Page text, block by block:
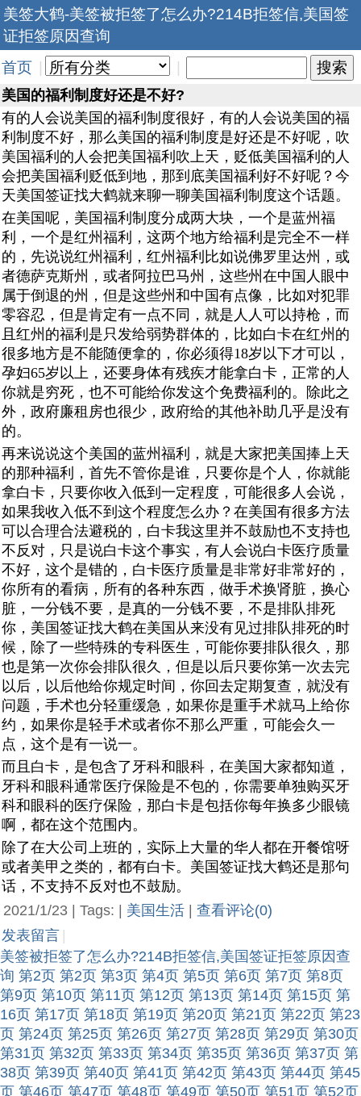
美签大鹤-美签被拒签了怎么办?214B拒签信,美国签
证拒签原因查询
首页
美国的福利制度好还是不好?
有的人会说美国的福利制度很好，有的人会说美国的福
利制度不好，那么美国的福利制度是好还是不好呢，吹
美国福利的人会把美国福利吹上天，贬低美国福利的人
会把美国福利贬低到地，那到底美国福利好不好呢？今
天美国签证找大鹤就来聊一聊美国福利制度这个话题。
在美国呢，美国福利制度分成两大块，一个是蓝州福
利，一个是红州福利，这两个地方给福利是完全不一样
的，先说说红州福利，红州福利比如说佛罗里达州，或
者德萨克斯州，或者阿拉巴马州，这些州在中国人眼中
属于倒退的州，但是这些州和中国有点像，比如对犯罪
零容忍，但是肯定有一点不同，就是人人可以持枪，而
且红州的福利是只发给弱势群体的，比如白卡在红州的
很多地方是不能随便拿的，你必须得18岁以下才可以，
孕妇65岁以上，还要身体有残疾才能拿白卡，正常的人
你就是穷死，也不可能给你发这个免费福利的。除此之
外，政府廉租房也很少，政府给的其他补助几乎是没有
的。
再来说说这个美国的蓝州福利，就是大家把美国捧上天
的那种福利，首先不管你是谁，只要你是个人，你就能
拿白卡，只要你收入低到一定程度，可能很多人会说，
如果我收入低不到这个程度怎么办？在美国有很多方法
可以合理合法避税的，白卡我这里并不鼓励也不支持也
不反对，只是说白卡这个事实，有人会说白卡医疗质量
不好，这个是错的，白卡医疗质量是非常好非常好的，
你所有的看病，所有的各种东西，做手术换肾脏，换心
脏，一分钱不要，是真的一分钱不要，不是排队排死
你，美国签证找大鹤在美国从来没有见过排队排死的时
候，除了一些特殊的专科医生，可能你要排队很久，那
也是第一次你会排队很久，但是以后只要你第一次去完
以后，以后他给你规定时间，你回去定期复查，就没有
问题，手术也分轻重缓急，如果你是重手术就马上给你
约，如果你是轻手术或者你不那么严重，可能会久一
点，这个是有一说一。
而且白卡，是包含了牙科和眼科，在美国大家都知道，
牙科和眼科通常医疗保险是不包的，你需要单独购买牙
科和眼科的医疗保险，那白卡是包括你每年换多少眼镜
啊，都在这个范围内。
除了在大公司上班的，实际上大量的华人都在开餐馆呀
或者美甲之类的，都有白卡。美国签证找大鹤还是那句
话，不支持不反对也不鼓励。
2021/1/23 | Tags: | 美国生活
查看评论(0)
发表留言
美签被拒签了怎么办?214B拒签信,美国签证拒签原因查
询 第2页 第2页 第3页 第4页 第5页 第6页 第7页 第8页
第9页 第10页 第11页 第12页 第13页 第14页 第15页 第
16页 第17页 第18页 第19页 第20页 第21页 第22页 第23
页 第24页 第25页 第26页 第27页 第28页 第29页 第30页
第31页 第32页 第33页 第34页 第35页 第36页 第37页 第
38页 第39页 第40页 第41页 第42页 第43页 第44页 第45
页 第46页 第47页 第48页 第49页 第50页 第51页 第52页